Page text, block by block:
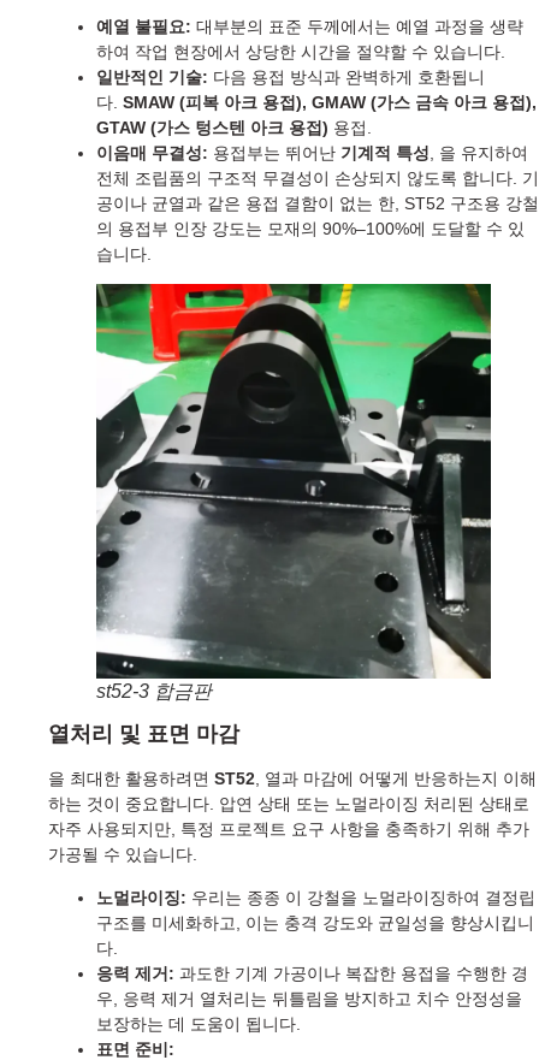
예열 불필요: 대부분의 표준 두께에서는 예열 과정을 생략
하여 작업 현장에서 상당한 시간을 절약할 수 있습니다.
일반적인 기술: 다음 용접 방식과 완벽하게 호환됩니
다. SMAW (피복 아크 용접), GMAW (가스 금속 아크 용접),
GTAW (가스 텅스텐 아크 용접) 용접.
이음매 무결성: 용접부는 뛰어난 기계적 특성 , 을 유지하여
전체 조립품의 구조적 무결성이 손상되지 않도록 합니다. 기
공이나 균열과 같은 용접 결함이 없는 한, ST52 구조용 강철
의 용접부 인장 강도는 모재의 90%–100%에 도달할 수 있
습니다.
st52-3 합금판
열처리 및 표면 마감
을 최대한 활용하려면 ST52 , 열과 마감에 어떻게 반응하는지 이해
하는 것이 중요합니다. 압연 상태 또는 노멀라이징 처리된 상태로
자주 사용되지만, 특정 프로젝트 요구 사항을 충족하기 위해 추가
가공될 수 있습니다.
노멀라이징: 우리는 종종 이 강철을 노멀라이징하여 결정립
구조를 미세화하고, 이는 충격 강도와 균일성을 향상시킵니
다.
응력 제거: 과도한 기계 가공이나 복잡한 용접을 수행한 경
우, 응력 제거 열처리는 뒤틀림을 방지하고 치수 안정성을
보장하는 데 도움이 됩니다.
표면 준비: